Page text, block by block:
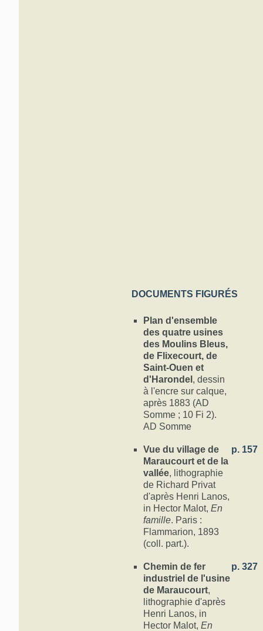
Harondel à
destinée à
leur famille.
en 1888 pour
seront
en 1922. Des
l'instruction
de 1870, à
Bleus à partir
Bleus, où les
communale,
Les évolutions
d'autres
ouverts en
et pour les
cours
dispensés
équipements
partir de
des employés
Beauval et
1940 à
Les crises
La Première
DOCUMENTS FIGURÉS
Plan d'ensemble
des quatre usines
des Moulins Bleus,
de Flixecourt, de
Saint-Ouen et
d'Harondel , dessin
à l'encre sur calque,
après 1883 (AD
Somme ; 10 Fi 2).
AD Somme
Vue du village de
Maraucourt et de la
vallée, lithographie
de Richard Privat
d'après Henri Lanos,
in Hector Malot, En
famille. Paris :
Flammarion, 1893
(coll. part.).
p. 157
Chemin de fer
industriel de l'usine
de Maraucourt,
lithographie d'après
Henri Lanos, in
Hector Malot, En
p. 327